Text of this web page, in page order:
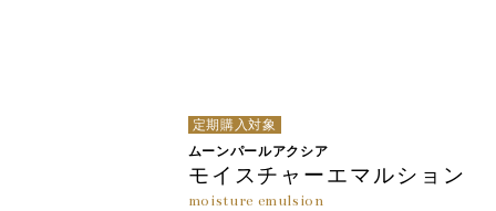
定期購入対象
ムーンパールアクシア
モイスチャーエマルション
moisture emulsion